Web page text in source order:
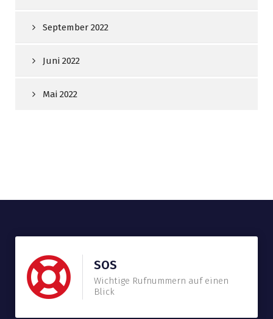
September 2022
Juni 2022
Mai 2022
SOS
Wichtige Rufnummern auf einen
Blick